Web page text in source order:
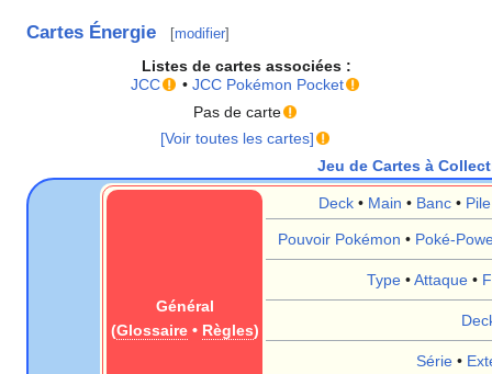
Cartes Énergie [modifier]
Listes de cartes associées :
JCC
• JCC Pokémon Pocket
Pas de carte
[Voir toutes les cartes]
Jeu de Cartes à
Général
(Glossaire• Règles)
Deck • Main • Banc •
Pouvoir Pokémon • Poké-
Type •Attaque •
Série•